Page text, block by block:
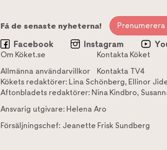
Få de senaste nyheterna! Prenumerera
Facebook Instagram
Om Köket.se Kontakta Köket
Allmänna användarvillkor
Kontakta TV4
Kökets redaktörer: Lina Schönberg, Ellinor
Aftonbladets redaktörer: Nina Kindbro,
Ansvarig utgivare: Helena Aro
Försäljningschef: Jeanette Frisk Sundberg